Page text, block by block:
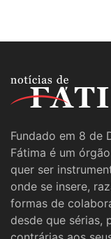
Fundado em 8 de
Fátima é um
quer ser
onde se insere,
formas de
desde que sérias,